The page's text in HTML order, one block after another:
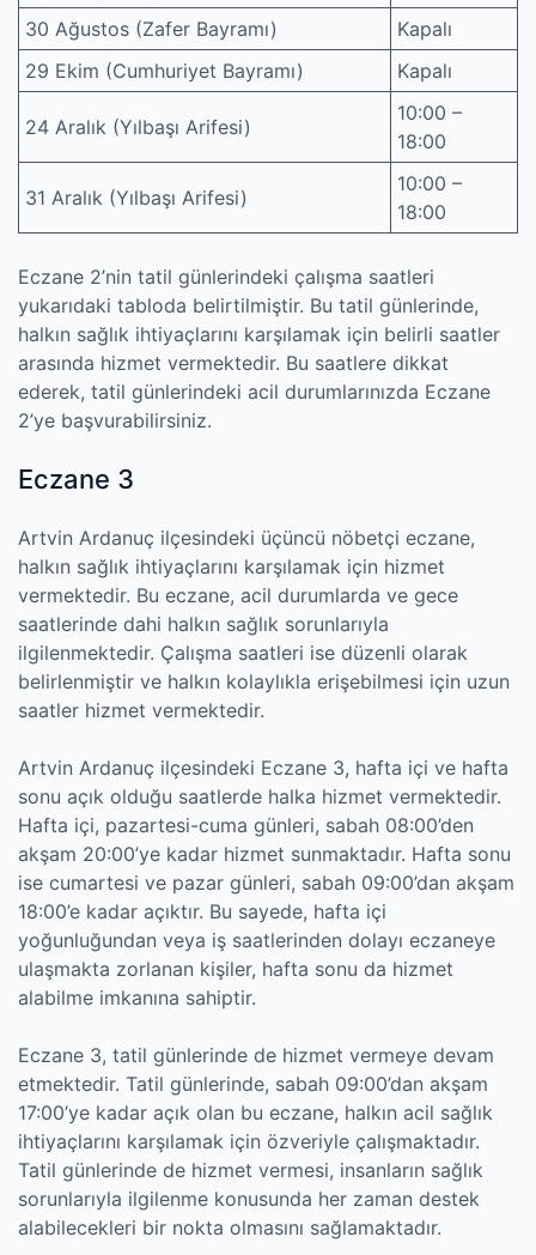
30 Ağustos (Zafer Bayramı)
Kapalı
29 Ekim (Cumhuriyet Bayramı)
Kapalı
24 Aralık (Yılbaşı Arifesi)
10:00 –
18:00
31 Aralık (Yılbaşı Arifesi)
10:00 –
18:00
Eczane 2’nin tatil günlerindeki çalışma saatleri
yukarıdaki tabloda belirtilmiştir. Bu tatil günlerinde,
halkın sağlık ihtiyaçlarını karşılamak için belirli saatler
arasında hizmet vermektedir. Bu saatlere dikkat
ederek, tatil günlerindeki acil durumlarınızda Eczane
2’ye başvurabilirsiniz.
Eczane 3
Artvin Ardanuç ilçesindeki üçüncü nöbetçi eczane,
halkın sağlık ihtiyaçlarını karşılamak için hizmet
vermektedir. Bu eczane, acil durumlarda ve gece
saatlerinde dahi halkın sağlık sorunlarıyla
ilgilenmektedir. Çalışma saatleri ise düzenli olarak
belirlenmiştir ve halkın kolaylıkla erişebilmesi için uzun
saatler hizmet vermektedir.
Artvin Ardanuç ilçesindeki Eczane 3, hafta içi ve hafta
sonu açık olduğu saatlerde halka hizmet vermektedir.
Hafta içi, pazartesi-cuma günleri, sabah 08:00’den
akşam 20:00’ye kadar hizmet sunmaktadır. Hafta sonu
ise cumartesi ve pazar günleri, sabah 09:00’dan akşam
18:00’e kadar açıktır. Bu sayede, hafta içi
yoğunluğundan veya iş saatlerinden dolayı eczaneye
ulaşmakta zorlanan kişiler, hafta sonu da hizmet
alabilme imkanına sahiptir.
Eczane 3, tatil günlerinde de hizmet vermeye devam
etmektedir. Tatil günlerinde, sabah 09:00’dan akşam
17:00’ye kadar açık olan bu eczane, halkın acil sağlık
ihtiyaçlarını karşılamak için özveriyle çalışmaktadır.
Tatil günlerinde de hizmet vermesi, insanların sağlık
sorunlarıyla ilgilenme konusunda her zaman destek
alabilecekleri bir nokta olmasını sağlamaktadır.